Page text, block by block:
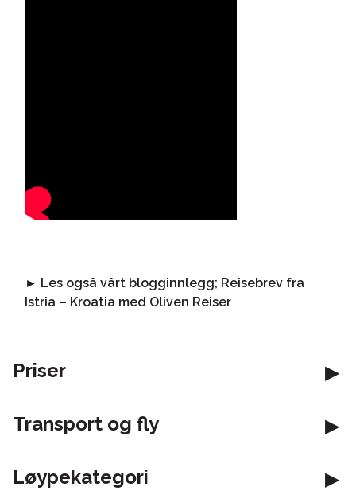
► Les også vårt blogginnlegg; Reisebrev fra
Istria – Kroatia med Oliven Reiser
Priser
Transport og fly
Løypekategori